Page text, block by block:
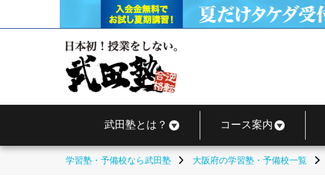
武田塾とは？ コース案内
学習塾・予備校なら武田塾 大阪府の学習塾・予備校一覧